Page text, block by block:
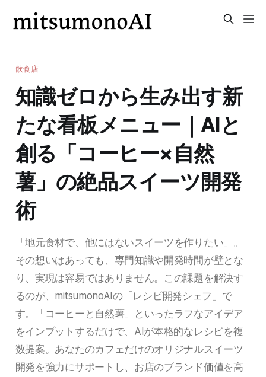
飲食店
知識ゼロから生み出す新
たな看板メニュー｜AIと
創る「コーヒー×自然
薯」の絶品スイーツ開発
術
「地元食材で、他にはないスイーツを作りたい」。
その想いはあっても、専門知識や開発時間が壁とな
り、実現は容易ではありません。この課題を解決す
るのが、mitsumonoAIの「レシピ開発シェフ」で
す。「コーヒーと自然薯」といったラフなアイデア
をインプットするだけで、AIが本格的なレシピを複
数提案。あなたのカフェだけのオリジナルスイーツ
開発を強力にサポートし、お店のブランド価値を高